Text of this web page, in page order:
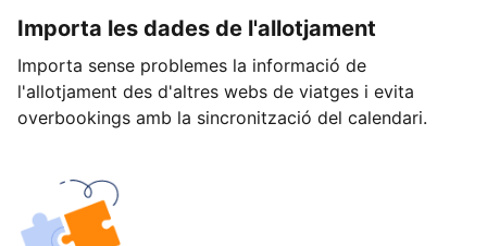
Importa les dades de l'allotjament
Importa sense problemes la informació de
l'allotjament des d'altres webs de viatges i evita
overbookings amb la sincronització del calendari.